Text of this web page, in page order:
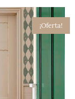
¡Oferta!